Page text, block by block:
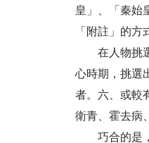
皇」、「秦始
「附註」的方
在人物挑選
心時期，挑選
者。六、或較
衛青、霍去病
巧合的是，